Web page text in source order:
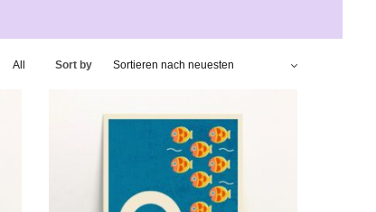
All Sort by